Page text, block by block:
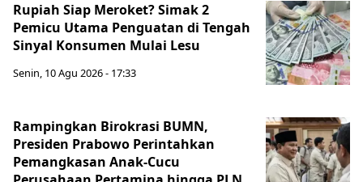
Rupiah Siap Meroket? Simak 2
Pemicu Utama Penguatan di Tengah
Sinyal Konsumen Mulai Lesu
Senin, 10 Agu 2026 - 17:33
Rampingkan Birokrasi BUMN,
Presiden Prabowo Perintahkan
Pemangkasan Anak-Cucu